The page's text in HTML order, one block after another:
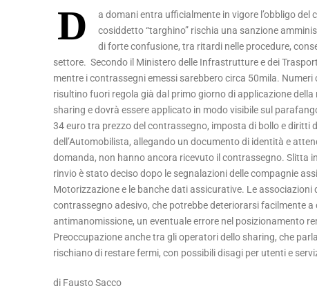
D
a domani entra ufficialmente in vigore l’obbligo
cosiddetto “targhino” rischia una sanzione
di forte confusione, tra ritardi nelle procedure,
settore. Secondo il Ministero delle Infrastrutture e dei
mentre i contrassegni emessi sarebbero circa 50mila.
risultino fuori regola già dal primo giorno di applicazione
sharing e dovrà essere applicato in modo visibile sul
34 euro tra prezzo del contrassegno, imposta di bollo e
dell’Automobilista, allegando un documento di identità e
domanda, non hanno ancora ricevuto il contrassegno. Slitta
rinvio è stato deciso dopo le segnalazioni delle compagnie
Motorizzazione e le banche dati assicurative. Le
contrassegno adesivo, che potrebbe deteriorarsi facilmente
antimanomissione, un eventuale errore nel posizionamento
Preoccupazione anche tra gli operatori dello sharing, che
rischiano di restare fermi, con possibili disagi per utenti e
di Fausto Sacco